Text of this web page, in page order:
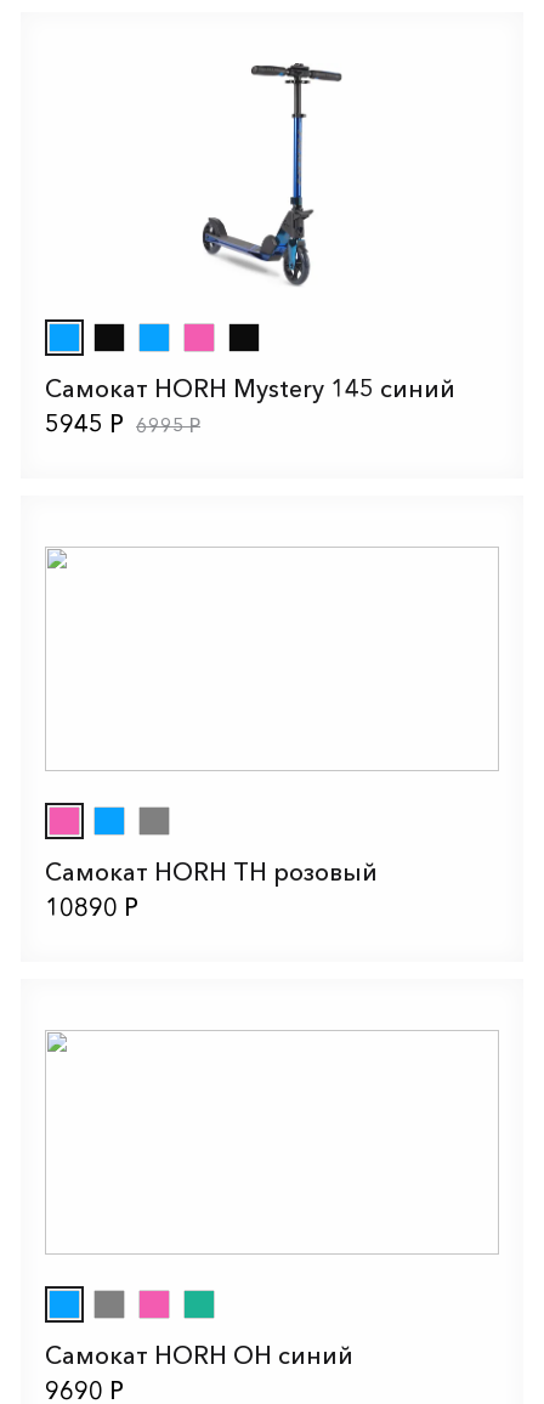
Самокат HORH Mystery 145 синий
5945 Р 6995 Р
Самокат HORH TH розовый
10890 Р
Самокат HORH OH синий
9690 Р